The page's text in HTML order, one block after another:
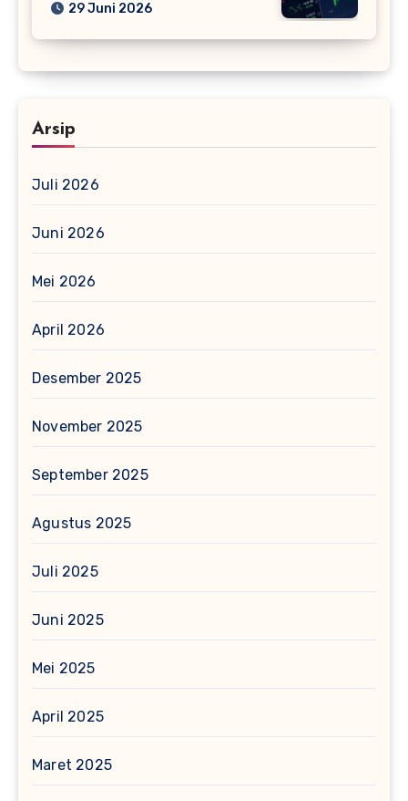
29 Juni 2026
Arsip
Juli 2026
Juni 2026
Mei 2026
April 2026
Desember 2025
November 2025
September 2025
Agustus 2025
Juli 2025
Juni 2025
Mei 2025
April 2025
Maret 2025